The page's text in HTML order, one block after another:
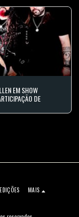
EM SHOW
DE
EDIÇÕES MAIS